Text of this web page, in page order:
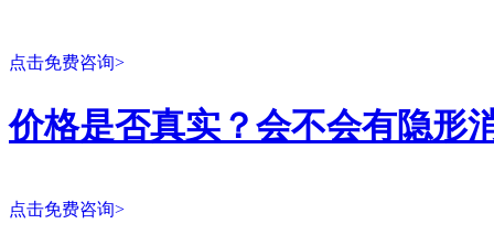
点击免费咨询>
价格是否真实？会不会有隐形
点击免费咨询>